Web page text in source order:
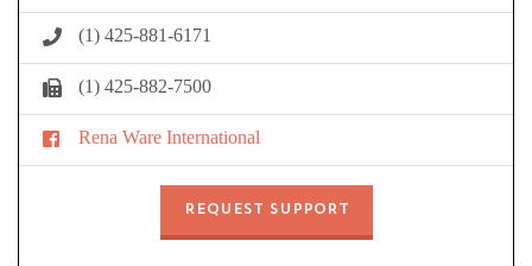
(1) 425-881-6171
(1) 425-882-7500
Rena Ware International
REQUEST SUPPORT